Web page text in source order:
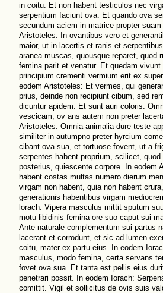
in coitu. Et non habent testiculos nec
serpentium faciunt ova. Et quando ova
secundum aciem in matrice propter
Aristoteles: In ovantibus vero et
maior, ut in lacertis et ranis et
aranea muscas, quousque reparet, quod
femina parit et venatur. Et quedam
principium crementi vermium erit ex
eodem Aristoteles: Et vermes, qui
prius, deinde non recipiunt cibum, sed
dicuntur apidem. Et sunt auri coloris.
vescicam, ov ans autem non preter
Aristoteles: Omnia animalia dure teste
similiter in autumpno preter hyrcium
cibant ova sua, et tortuose fovent, ut a
serpentes habent proprium, scilicet,
posterius, quiescente corpore. In eodem
habent costas multas numero dierum
virgam non habent, quia non habent
generationis habentibus virgam
lorach: Vipera masculus mittit sputum
motu libidinis femina ore suo caput sui
Ante naturale complementum sui partus
lacerant et corrodunt, et sic ad lumen
coitu, mater ex partu eius. In eodem
masculus, modo femina, certa servans
fovet ova sua. Et tanta est pellis eius
penetrari possit. In eodem Iorach:
comittit. Vigil et sollicitus de ovis suis